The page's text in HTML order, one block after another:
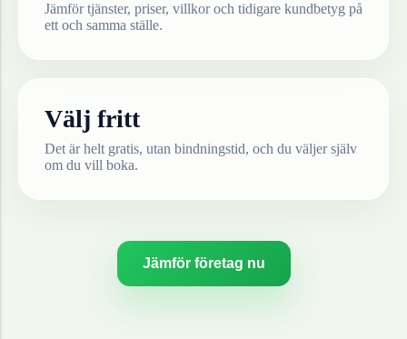
Jämför tjänster, priser, villkor och tidigare kundbetyg på
ett och samma ställe.
Välj fritt
Det är helt gratis, utan bindningstid, och du väljer själv
om du vill boka.
Jämför företag nu